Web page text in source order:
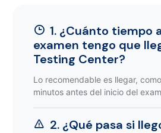
1. ¿Cuánto tiempo
examen tengo que
Testing Center?
Lo recomendable es llegar,
minutos antes del inicio del
2. ¿Qué pasa si